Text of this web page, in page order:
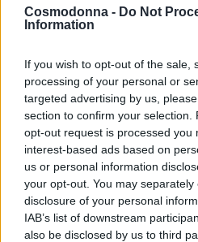
Cosmodonna - Do Not
Information
If you wish to opt-out of the sale,
processing of your personal or
targeted advertising by us,
section to confirm your selection.
opt-out request is processed you
interest-based ads based on
us or personal information
your opt-out. You may
disclosure of your personal
IAB’s list of downstream
also be disclosed by us to third
Κωδικός προϊόντος:
Βούρτσες - Χτένες, ΕΙΔΗ
Share